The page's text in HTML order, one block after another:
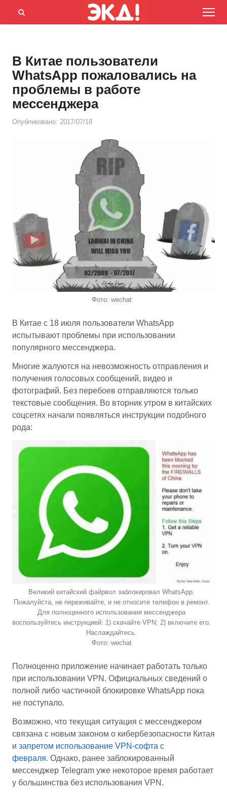
Menu
Открыть
В Китае пользователи
WhatsApp пожаловались на
проблемы в работе
мессенджера
Опубликовано: 2017/07/18
Фото: wechat
В Китае с 18 июля пользователи WhatsApp
испытывают проблемы при использовании
популярного мессенджера.
Многие жалуются на невозможность отправления и
получения голосовых сообщений, видео и
фотографий. Без перебоев отправляются только
текстовые сообщения. Во вторник утром в китайских
соцсетях начали появляться инструкции подобного
рода:
Великий китайский файрвол заблокировал WhatsApp.
Пожалуйста, не переживайте, и не относите телефон в ремонт.
Для полноценного использования мессенджера
воспользуйтесь инструкцией: 1) скачайте VPN; 2) включите его.
Наслаждайтесь.
Фото: wechat
Полноценно приложение начинает работать только
при использовании VPN. Официальных сведений о
полной либо частичной блокировке WhatsApp пока
не поступало.
Возможно, что текущая ситуация с мессенджером
связана с новым законом о кибербезопасности Китая
и запретом использование VPN-софта с
февраля. Однако, ранее заблокированный
мессенджер Telegram уже некоторое время работает
у большинства без использования VPN.